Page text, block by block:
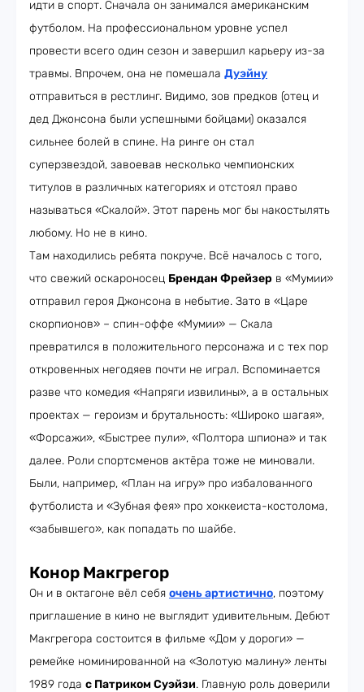
идти в спорт. Сначала он занимался американским
футболом. На профессиональном уровне успел
провести всего один сезон и завершил карьеру из-за
травмы. Впрочем, она не помешала Дуэйну
отправиться в рестлинг. Видимо, зов предков (отец и
дед Джонсона были успешными бойцами) оказался
сильнее болей в спине. На ринге он стал
суперзвездой, завоевав несколько чемпионских
титулов в различных категориях и отстоял право
называться «Скалой». Этот парень мог бы накостылять
любому. Но не в кино.
Там находились ребята покруче. Всё началось с того,
что свежий оскароносец Брендан Фрейзер в «Мумии»
отправил героя Джонсона в небытие. Зато в «Царе
скорпионов» – спин-оффе «Мумии» — Скала
превратился в положительного персонажа и с тех пор
откровенных негодяев почти не играл. Вспоминается
разве что комедия «Напряги извилины», а в остальных
проектах — героизм и брутальность: «Широко шагая»,
«Форсажи», «Быстрее пули», «Полтора шпиона» и так
далее. Роли спортсменов актёра тоже не миновали.
Были, например, «План на игру» про избалованного
футболиста и «Зубная фея» про хоккеиста-костолома,
«забывшего», как попадать по шайбе.
Конор Макгрегор
Он и в октагоне вёл себя очень артистично, поэтому
приглашение в кино не выглядит удивительным. Дебют
Макгрегора состоится в фильме «Дом у дороги» —
ремейке номинированной на «Золотую малину» ленты
1989 года с Патриком Суэйзи. Главную роль доверили